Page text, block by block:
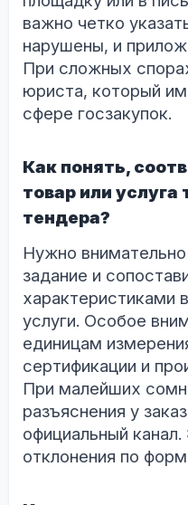
важно четко
нарушены, и
При сложных
юриста, который
сфере госзакупок.
Как понять,
товар или услуга
тендера?
Нужно
задание и
характеристиками
услуги. Особое
единицам
сертификации и
При малейших
разъяснения у
официальный
отклонения по